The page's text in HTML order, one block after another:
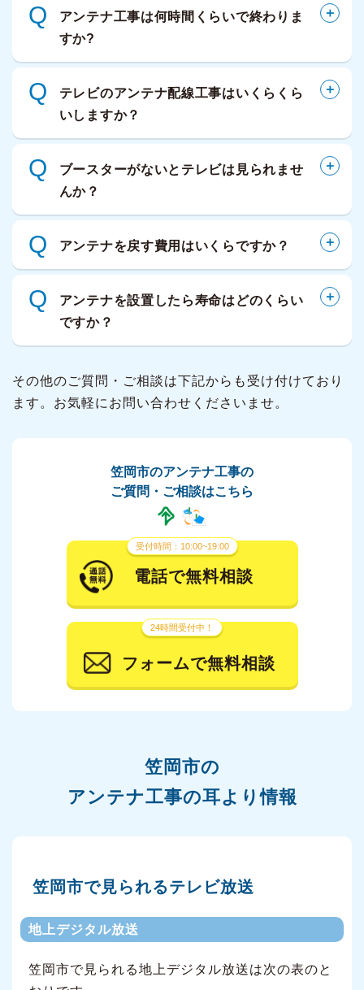
Q
アンテナ工事は何時間くらいで終わりま
すか?
Q
テレビのアンテナ配線工事はいくらくら
いしますか？
Q
ブースターがないとテレビは見られませ
んか？
Q アンテナを戻す費用はいくらですか？
Q
アンテナを設置したら寿命はどのくらい
ですか？
その他のご質問・ご相談は下記からも受け付けており
ます。お気軽にお問い合わせくださいませ。
笠岡市のアンテナ工事の
ご質問・ご相談はこちら
受付時間：10:00~19:00
電話で無料相談
24時間受付中！
フォームで無料相談
笠岡市の
アンテナ工事の耳より情報
笠岡市で見られるテレビ放送
地上デジタル放送
笠岡市で見られる地上デジタル放送は次の表のと